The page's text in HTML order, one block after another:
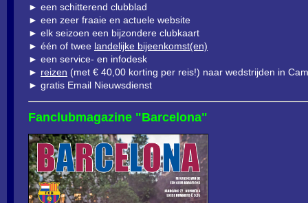
► een schitterend clubblad
► een zeer fraaie en actuele website
► elk seizoen een bijzondere clubkaart
► één of twee landelijke bijeenkomst(en)
► een service- en infodesk
► reizen (met € 40,00 korting per reis!) naar wedstrijden in
► gratis Email Nieuwsdienst
Fanclubmagazine "Barcelona"